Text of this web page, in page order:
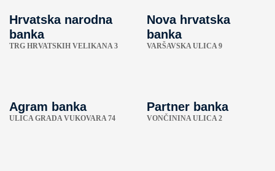
Hrvatska narodna
banka
TRG HRVATSKIH VELIKANA 3
Nova hrvatska
banka
VARŠAVSKA ULICA 9
Agram banka
ULICA GRADA VUKOVARA 74
Partner banka
VONČININA ULICA 2